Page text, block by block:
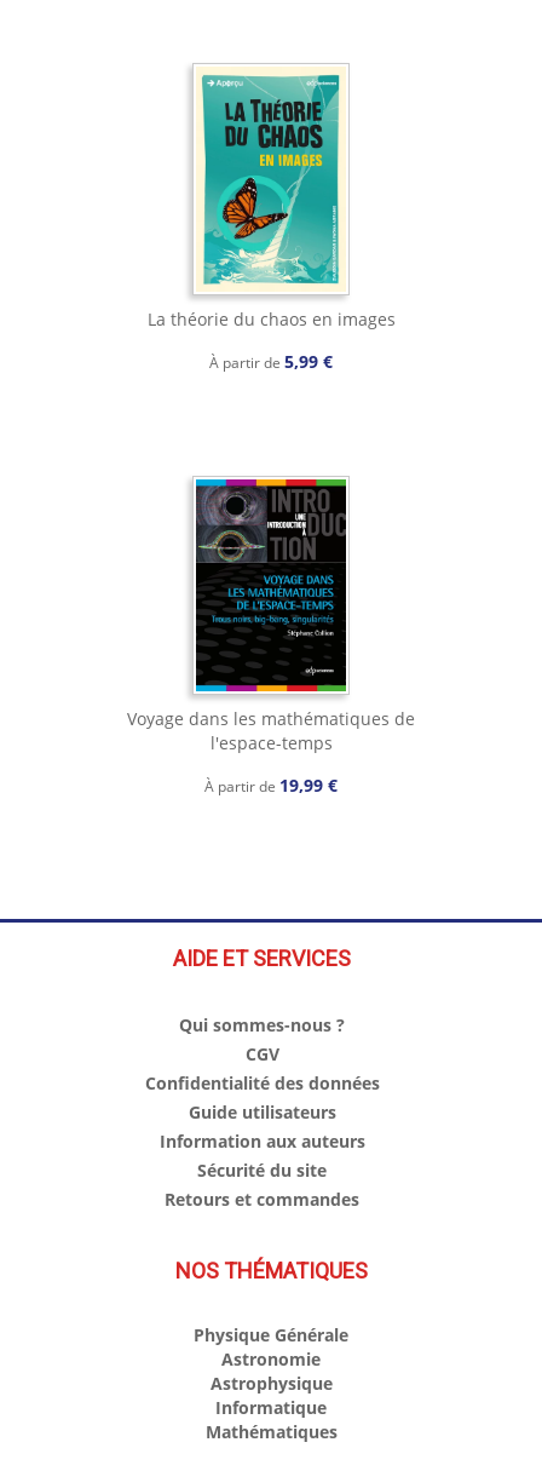
La théorie du chaos en images
À partir de 5,99 €
Voyage dans les mathématiques de
l'espace-temps
À partir de 19,99 €
AIDE ET SERVICES
Qui sommes-nous ?
CGV
Confidentialité des données
Guide utilisateurs
Information aux auteurs
Sécurité du site
Retours et commandes
NOS THÉMATIQUES
Physique Générale
Astronomie
Astrophysique
Informatique
Mathématiques